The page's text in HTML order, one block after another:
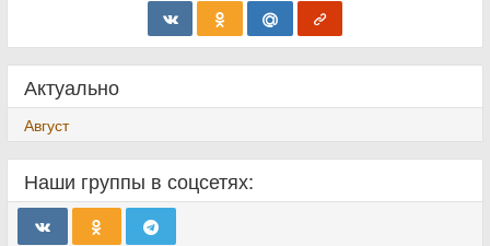
Актуально
Август
Наши группы в соцсетях: